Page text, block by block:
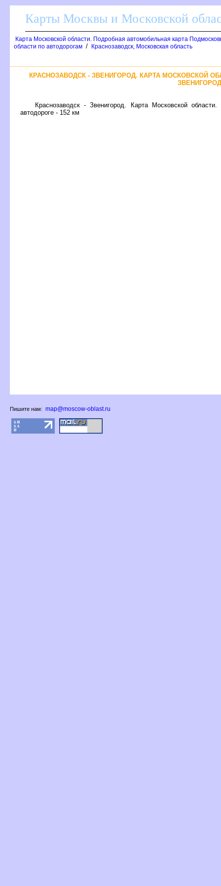
Карты Москвы и Московской
Карта Московской области. Подробная автомобильная карта
области по автодорогам / Краснозаводск, Московская область
КРАСНОЗАВОДСК - ЗВЕНИГОРОД. КАРТА МОСКОВСКОЙ
Краснозаводск - Звенигород. Карта Московской
автодороге - 152 км
Пишите нам: map@moscow-oblast.ru